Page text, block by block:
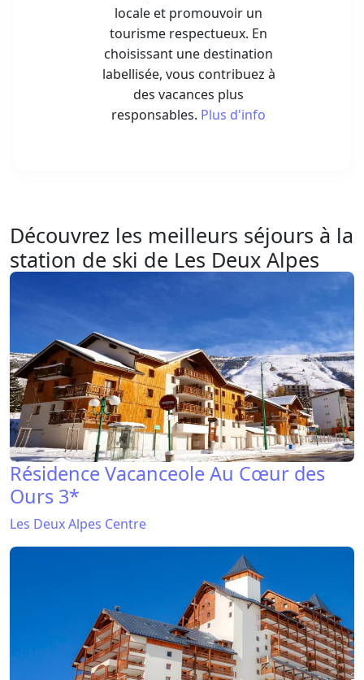
locale et promouvoir un
tourisme respectueux. En
choisissant une destination
labellisée, vous contribuez à
des vacances plus
responsables. Plus d'info
Découvrez les meilleurs séjours à la
station de ski de Les Deux Alpes
Résidence Vacanceole Au Cœur des
Ours 3*
Les Deux Alpes Centre